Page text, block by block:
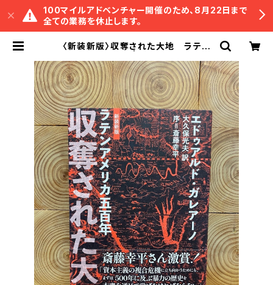
100マイルアドベンチャー開催のため、8月22日まで
全ての業務を休止します。
〈新装新版〉収奪された大地 ラテン